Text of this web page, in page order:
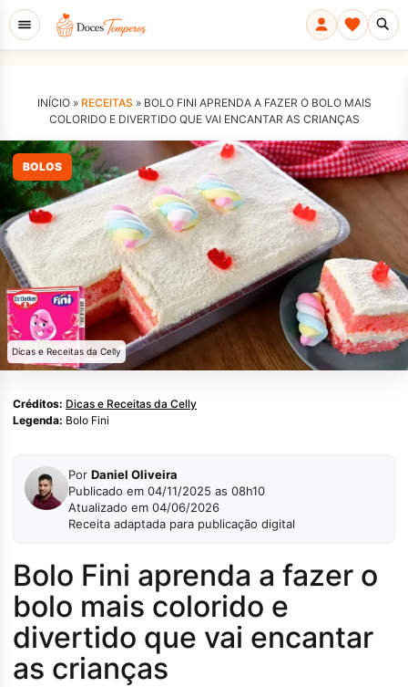
INÍCIO » RECEITAS » BOLO FINI APRENDA A FAZER O BOLO MAIS
COLORIDO E DIVERTIDO QUE VAI ENCANTAR AS CRIANÇAS
BOLOS
Dicas e Receitas da Celly
Créditos: Dicas e Receitas da Celly
Legenda: Bolo Fini
Por Daniel Oliveira
Publicado em 04/11/2025 as 08h10
Atualizado em 04/06/2026
Receita adaptada para publicação digital
Bolo Fini aprenda a fazer o
bolo mais colorido e
divertido que vai encantar
as crianças